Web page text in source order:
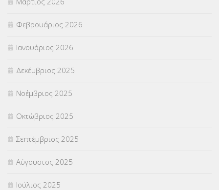
ΣΤΕΛΕΧΗ (360)
ΣΥΜΒΟΥΛΕΥΤΙΚΟΣ ΣΤΑΘΜΟΣ ΝΕΩΝ
ΣΥΝΤΑΞΕΙΣ(12)
ΣΧΟΛΙΚΟΙ ΣΥΜΒΟΥΛΟΙ
ΥΠΕΡΑΡΙΘΜΟΙ(1)
ΥΠΟΤΡΟΦΙΕΣ(28)
ΦΥΣΙΚΗ ΑΓΩΓΗ(692)
Χωρίς κατηγορία
Φεβρουάριος 2026
Ιανουάριος 2026
Δεκέμβριος 2025
Νοέμβριος 2025
Οκτώβριος 2025
Σεπτέμβριος 2025
Αύγουστος 2025
Ιούλιος 2025